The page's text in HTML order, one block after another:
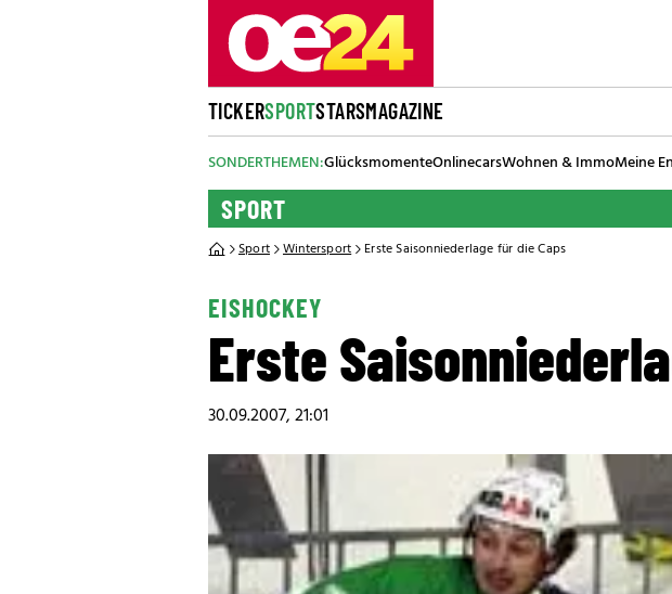
TICKERSPORTSTARSMAGAZINE
SONDERTHEMEN:GlücksmomenteOnlinecarsWohnen & ImmoMeine
SPORT
Sport Wintersport Erste Saisonniederlage für die Caps
EISHOCKEY
Erste
30.09.2007, 21:01